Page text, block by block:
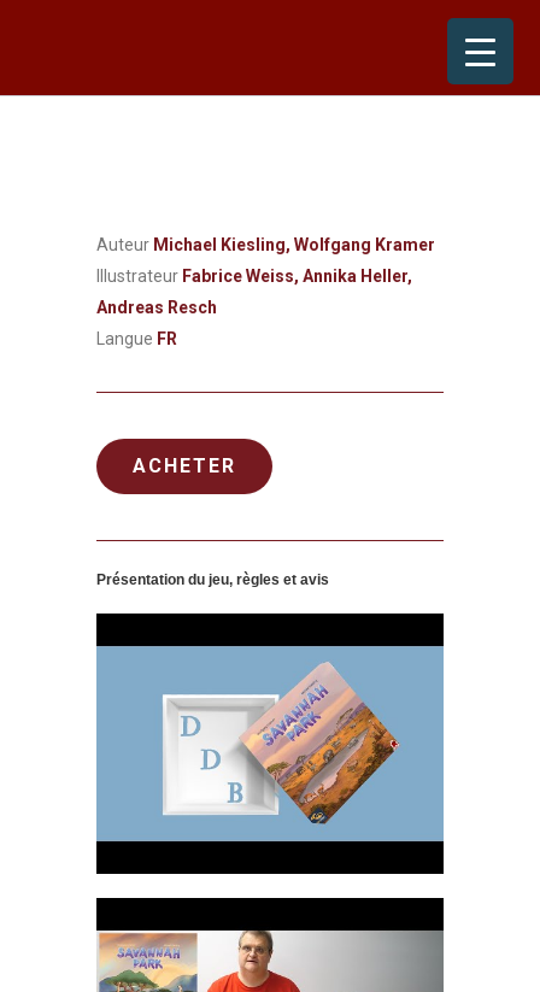
Auteur Michael Kiesling, Wolfgang Kramer
Illustrateur Fabrice Weiss, Annika Heller,
Andreas Resch
Langue FR
ACHETER
Présentation du jeu, règles et avis